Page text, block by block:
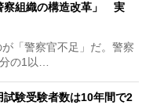
察組織の構造改革」 実
「警察官不足」だ。警察
の1以…
試験受験者数は10年間で2